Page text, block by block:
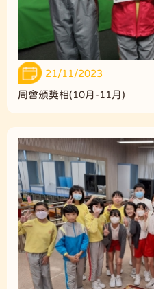
21/11/2023
周會頒獎相(10月-11月)